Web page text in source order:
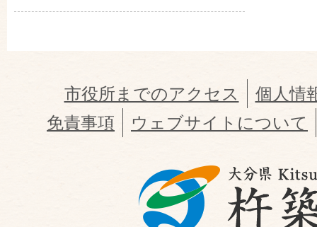
市役所までのアクセス
個人情
免責事項
ウェブサイトについて